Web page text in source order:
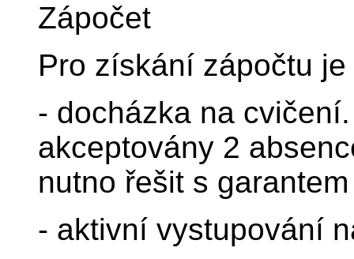
Zápočet
Pro získání zápočtu je
- docházka na
akceptovány 2
nutno řešit s
- aktivní vystupování